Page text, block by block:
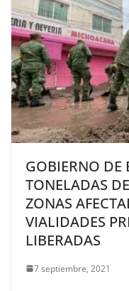
GOBIERNO DE
TONELADAS
ZONAS
VIALIDADES
LIBERADAS
7 septiembre, 2021